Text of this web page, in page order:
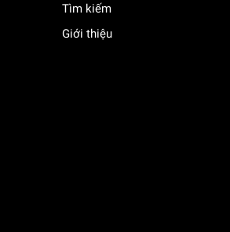
Tìm kiếm
Giới thiệu